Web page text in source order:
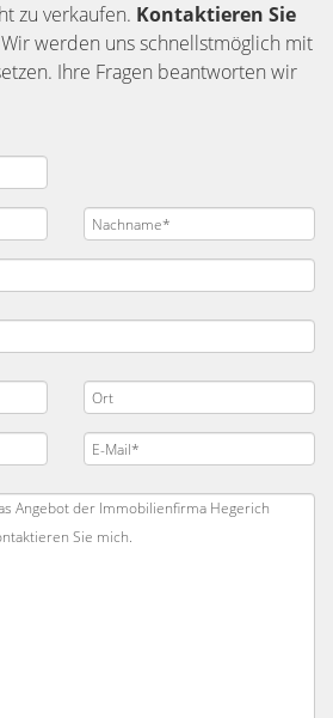
zu verkaufen. Kontaktieren Sie
Wir werden uns schnellstmöglich mit
Ihre Fragen beantworten wir